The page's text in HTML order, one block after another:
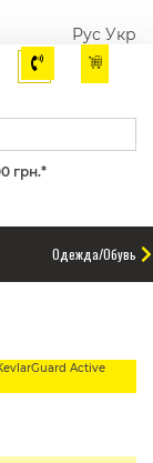
Рус Укр
грн.*
Одежда/Обувь
Active